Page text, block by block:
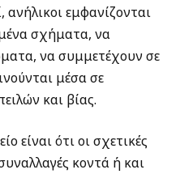
εμφανίζονται
σχήματα, να
να συμμετέχουν σε
μέσα σε
και βίας.
είναι ότι οι σχετικές
κοντά ή και